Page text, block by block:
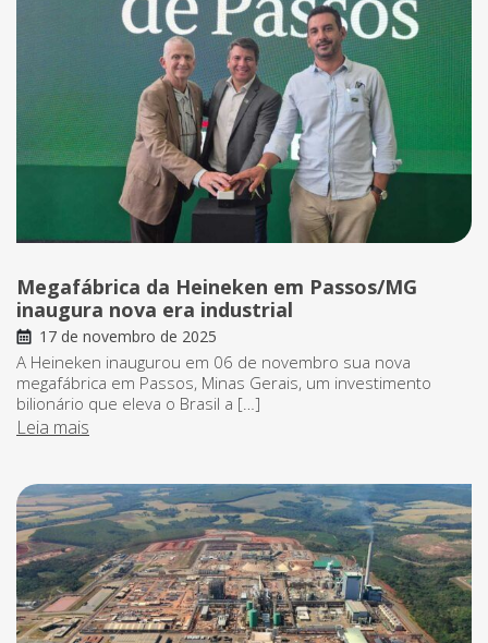
Megafábrica da Heineken em Passos/MG
inaugura nova era industrial
17 de novembro de 2025
A Heineken inaugurou em 06 de novembro sua nova
megafábrica em Passos, Minas Gerais, um investimento
bilionário que eleva o Brasil a […]
Leia mais